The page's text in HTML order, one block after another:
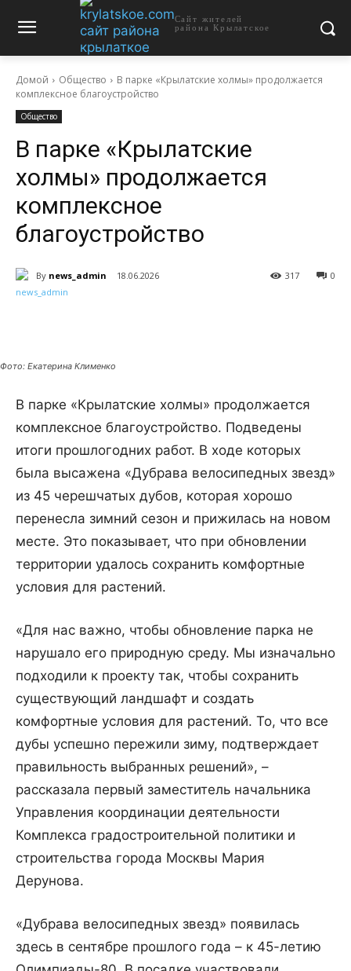
Сайт жителей
района Крылатское
Домой Общество
В парке «Крылатские холмы» продолжается
комплексное благоустройство
Общество
В парке «Крылатские
холмы» продолжается
комплексное
благоустройство
By news_admin 18.06.2026 0
317
Фото: Екатерина Клименко
В парке «Крылатские холмы» продолжается
комплексное благоустройство. Подведены
итоги прошлогодних работ. В ходе которых
была высажена «Дубрава велосипедных звезд»
из 45 черешчатых дубов, которая хорошо
перенесла зимний сезон и прижилась на новом
месте. Это показывает, что при обновлении
территории удалось сохранить комфортные
условия для растений.
«Для нас важно, чтобы обновление парка не
нарушало его природную среду. Мы изначально
подходили к проекту так, чтобы сохранить
существующий ландшафт и создать
комфортные условия для растений. То, что все
дубы успешно пережили зиму, подтверждает
правильность выбранных решений», –
рассказала первый заместитель начальника
Управления координации деятельности
Комплекса градостроительной политики и
строительства города Москвы Мария
Дерунова.
«Дубрава велосипедных звезд» появилась
здесь в сентябре прошлого года – к 45-летию